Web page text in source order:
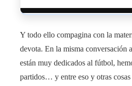
Y todo ello compagina con la
devota. En la misma conversación
están muy dedicados al fútbol,
partidos… y entre eso y otras